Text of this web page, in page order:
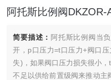
阿托斯比例阀
简要描述： 阿托斯比例阀当
开，p口压力=t口压力+阀口
失)，如果阀口压力损失很小
不足以供给前置级阀来推动主